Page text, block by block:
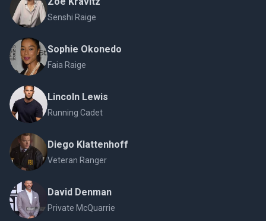
Senshi Raige
Sophie Okonedo
Faia Raige
Lincoln Lewis
Running Cadet
Diego Klattenhoff
Veteran Ranger
David Denman
Private McQuarrie